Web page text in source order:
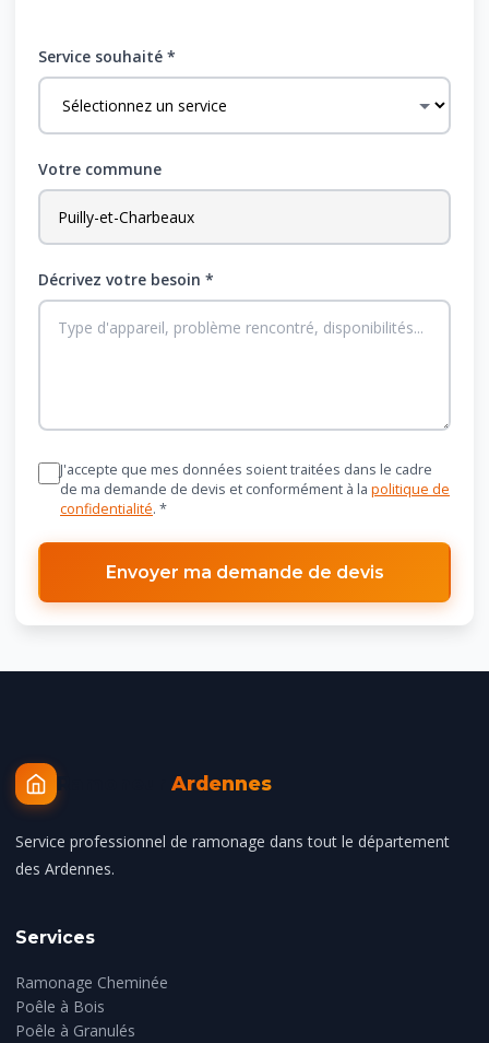
Service souhaité *
Votre commune
Décrivez votre besoin *
J'accepte que mes données soient traitées dans le cadre
de ma demande de devis et conformément à la politique de
confidentialité. *
Envoyer ma demande de devis
Ardennes
Service professionnel de ramonage dans tout le département
des Ardennes.
Services
Ramonage Cheminée
Poêle à Bois
Poêle à Granulés